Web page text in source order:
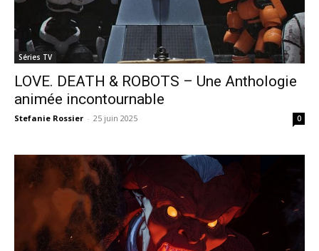
Séries TV
LOVE. DEATH & ROBOTS – Une Anthologie
animée incontournable
Stefanie Rossier - 25 juin 2025 0